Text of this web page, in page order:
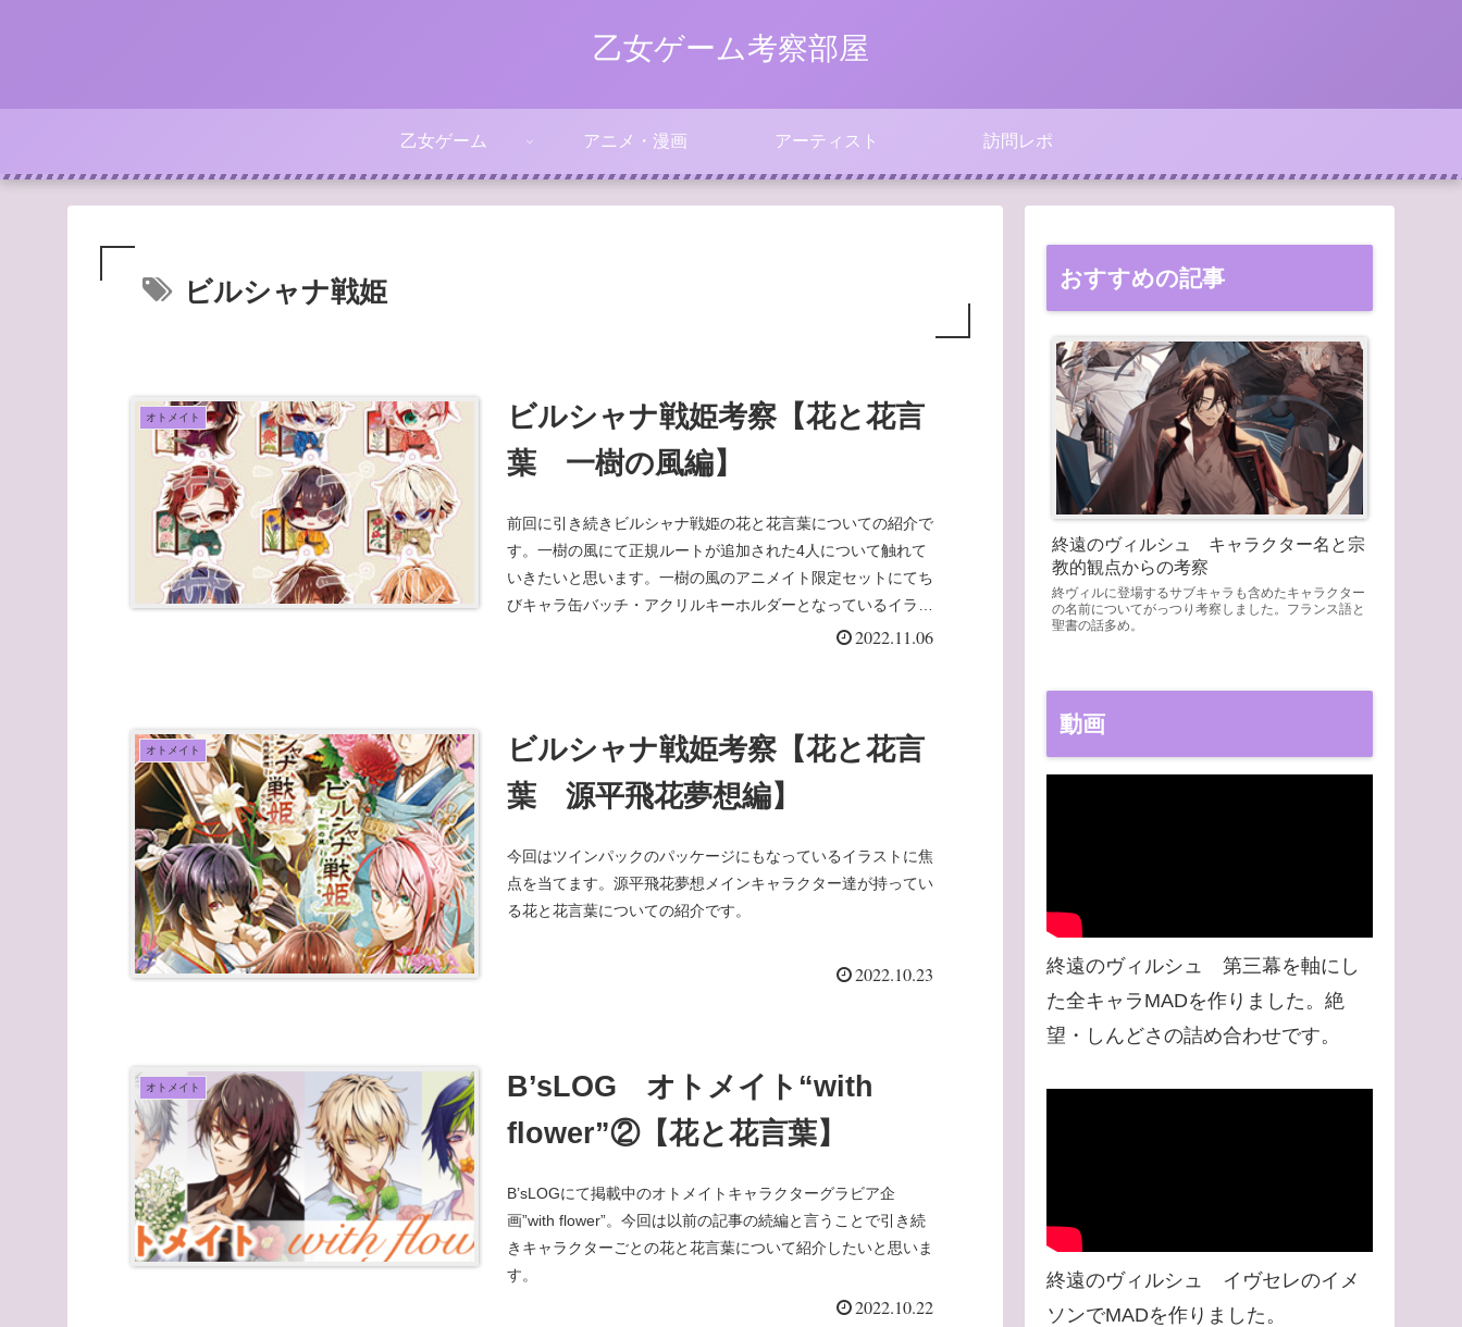
乙女ゲーム考察部屋
乙女ゲーム アニメ・漫画 アーティスト 訪問レポ
ビルシャナ戦姫
オトメイト
ビルシャナ戦姫考察【花と花言
葉 一樹の風編】
前回に引き続きビルシャナ戦姫の花と花言葉についての紹介で
す。一樹の風にて正規ルートが追加された4人について触れて
いきたいと思います。一樹の風のアニメイト限定セットにてち
びキャラ缶バッチ・アクリルキーホルダーとなっているイラス
2022.11.06
オトメイト
ビルシャナ戦姫考察【花と花言
葉 源平飛花夢想編】
今回はツインパックのパッケージにもなっているイラストに焦
点を当てます。源平飛花夢想メインキャラクター達が持ってい
る花と花言葉についての紹介です。
2022.10.23
オトメイト
B’sLOG オトメイト“with
flower”②【花と花言葉】
B’sLOGにて掲載中のオトメイトキャラクターグラビア企
画”with flower”。今回は以前の記事の続編と言うことで引き続
きキャラクターごとの花と花言葉について紹介したいと思いま
す。
2022.10.22
おすすめの記事
終遠のヴィルシュ キャラクター名と宗
教的観点からの考察
終ヴィルに登場するサブキャラも含めたキャラクター
の名前についてがっつり考察しました。フランス語と
聖書の話多め。
動画
終遠のヴィルシュ 第三幕を軸にし
た全キャラMADを作りました。絶
望・しんどさの詰め合わせです。
終遠のヴィルシュ イヴセレのイメ
ソンでMADを作りました。